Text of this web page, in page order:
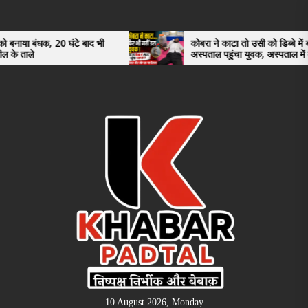
the
content
घंटे बाद भी
कोबरा ने काटा तो उसी को डिब्बे में बंद कर
अस्पताल पहुंचा युवक, अस्पताल में देखकर डॉक्टर
भी रह गए हैरान
10 August 2026, Monday